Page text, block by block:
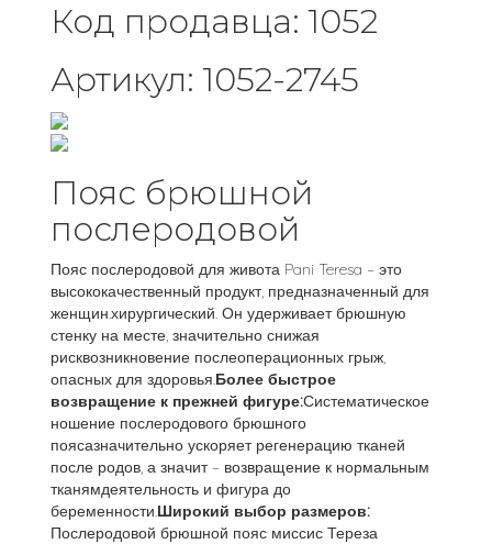
Код продавца: 1052
Артикул: 1052-2745
Пояс брюшной
послеродовой
Пояс послеродовой для живота Pani Teresa – это
высококачественный продукт, предназначенный для
женщин.хирургический. Он удерживает брюшную
стенку на месте, значительно снижая
рисквозникновение послеоперационных грыж,
опасных для здоровья.Более быстрое
возвращение к прежней фигуре:Систематическое
ношение послеродового брюшного
поясазначительно ускоряет регенерацию тканей
после родов, а значит – возвращение к нормальным
тканямдеятельность и фигура до
беременности.Широкий выбор размеров:
Послеродовой брюшной пояс миссис Тереза ​​